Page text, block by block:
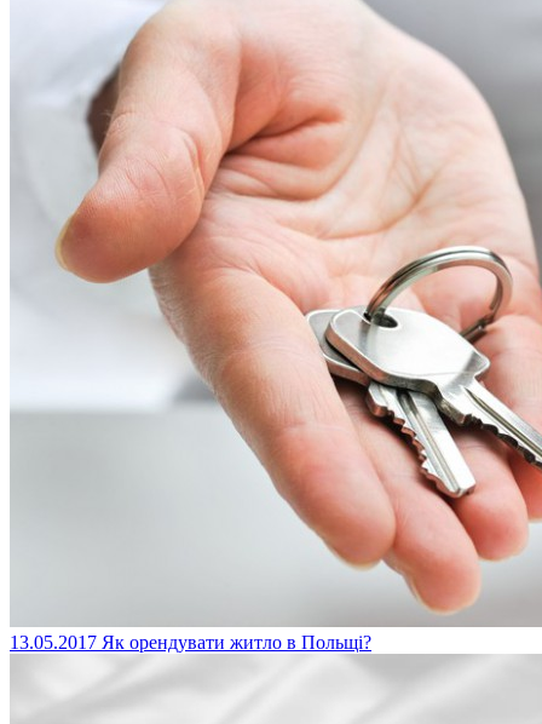
13.05.2017 Як орендувати житло в Польщі?